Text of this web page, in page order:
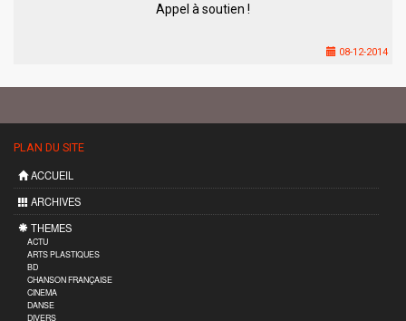
Appel à soutien !
08-12-2014
PLAN DU SITE
ACCUEIL
ARCHIVES
THEMES
ACTU
ARTS PLASTIQUES
BD
CHANSON FRANÇAISE
CINEMA
DANSE
DIVERS